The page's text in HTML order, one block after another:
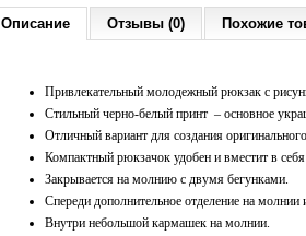
Описание Отзывы (0) Похожие
Привлекательный молодежный рюкзак с
Стильный черно-белый принт – основное
Отличный вариант для создания
Компактный рюкзачок удобен и вместит в
Закрывается на молнию с двумя бегунками.
Спереди дополнительное отделение на
Внутри небольшой кармашек на молнии.